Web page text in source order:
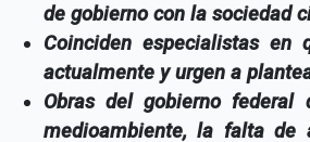
de gobierno con la sociedad
Coinciden especialistas en
actualmente y urgen a
Obras del gobierno federal
medioambiente, la falta de